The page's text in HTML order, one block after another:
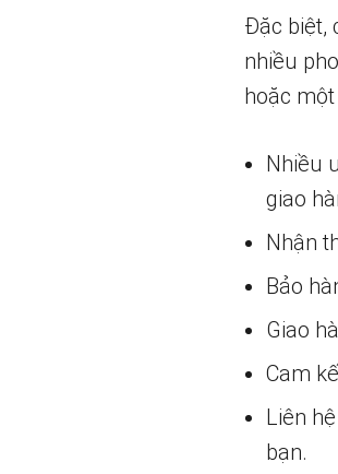
Đặc biệt,
nhiều
hoặc
Nhiều
giao
Nhận
Bảo
Giao
Cam
Liên
bạn.